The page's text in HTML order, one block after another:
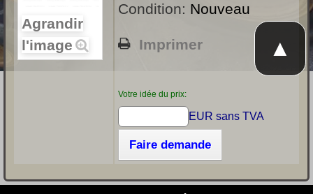
Agrandir
l'image
Condition: Nouveau
Imprimer
Votre idée du prix:
EUR sans TVA
Faire demande
▲